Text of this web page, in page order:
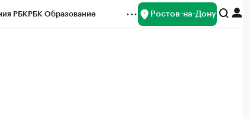
РБКРБК Образование Ростов-на-Дону